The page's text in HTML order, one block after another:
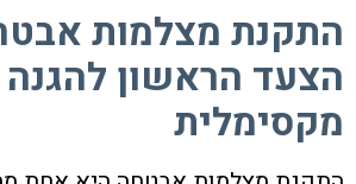
התקנת מצלמות
הצעד הראשון להגנה
מקסימלית